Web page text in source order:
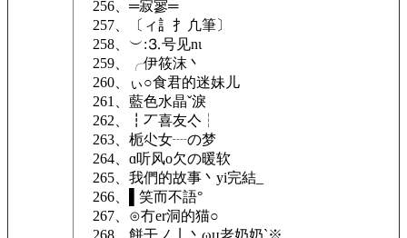
256、═寂寥═
257、〔ィ訁扌凢筆〕
258、︶:⒊号见nι
259、╭伊筱沫丶
260、ぃ○食君的迷妹儿
261、藍色水晶ˇ淚
262、┇丆喜友亽┆
263、栀尐女┈の梦
264、ɑ听风ο欠の暖软
265、我們的故事丶yi完結_
266、▌笑而不語°
267、⊙冇er洞的猫○
268、餅干ノ亅丶ωц老奶奶`※